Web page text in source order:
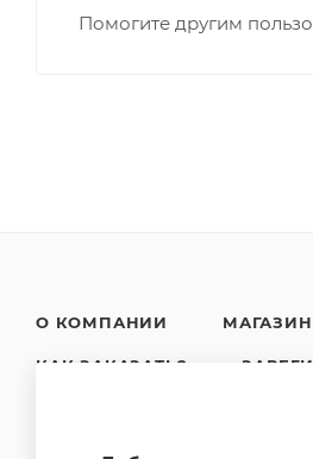
Помогите другим
О КОМПАНИИ
КАК ЗАКАЗАТЬ?